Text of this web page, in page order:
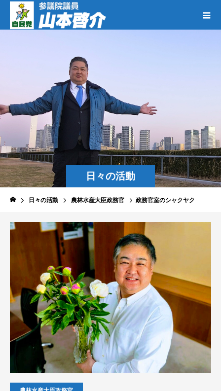
日々の活動
日々の活動 農林水産大臣政務官 政務官室のシャクヤク